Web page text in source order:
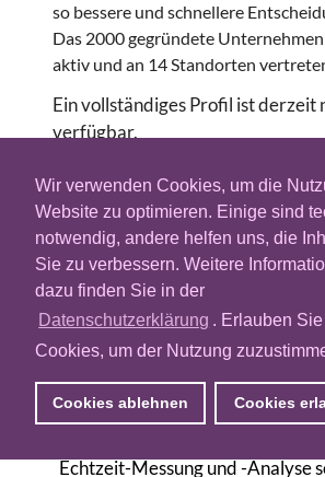
Wir verwenden Cookies, um die
Website zu optimieren. Einige sind
notwendig, andere helfen uns, die
Sie zu verbessern. Weitere
dazu finden Sie in der
Datenschutzerklärung . Erlauben Sie
Cookies, um der Nutzung
Cookies ablehnen Cookies
so bessere und schnellere
Das 2000 gegründete
aktiv und an 14 Standorten
Ein vollständiges Profil ist derzeit
verfügbar.
ÄHNLICHE ANBIETER
PARTNER
all eyes on screens - Analyse,
Planung von TV-Kampagnen
all eyes on screens (vormals
Echtzeit-Messung und -Analyse